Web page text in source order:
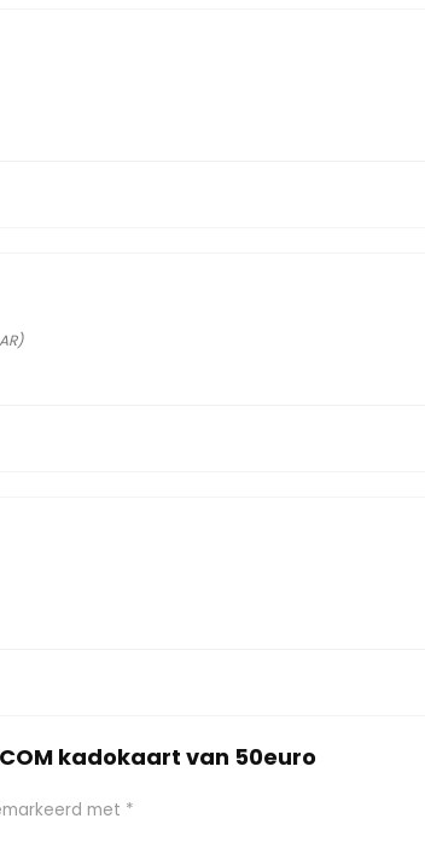
kadokaart van 50euro
met *